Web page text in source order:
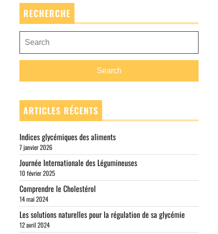
l’article
Post
RECHERCHE
Search
for:
Search
ARTICLES RÉCENTS
Indices glycémiques des aliments
7 janvier 2026
Journée Internationale des Légumineuses
10 février 2025
Comprendre le Cholestérol
14 mai 2024
Les solutions naturelles pour la régulation de sa glycémie
12 avril 2024